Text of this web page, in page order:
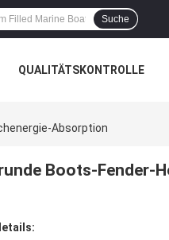
Suche
QUALITÄTSKONTROLLE
Absorption
Boots-Fender-